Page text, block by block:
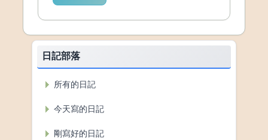
日記部落
所有的日記
今天寫的日記
剛寫好的日記